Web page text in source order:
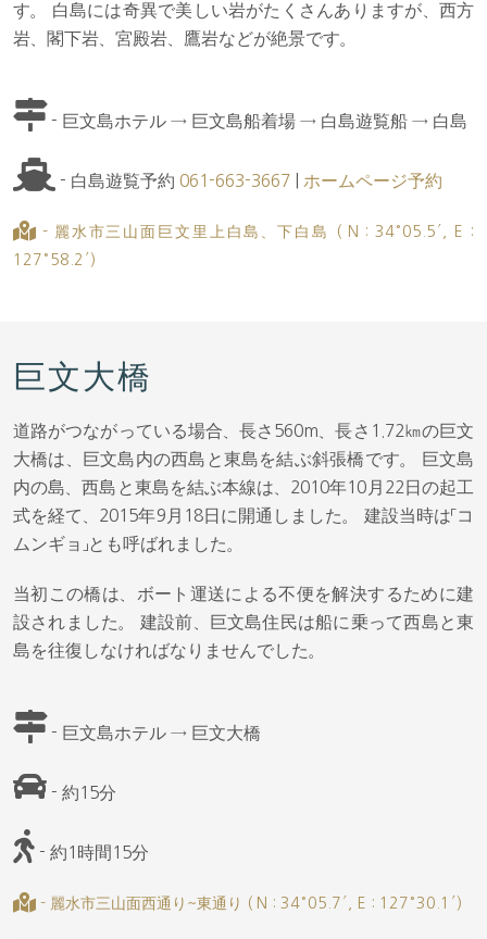
す。 白島には奇異で美しい岩がたくさんありますが、西方
岩、閣下岩、宮殿岩、鷹岩などが絶景です。
- 巨文島ホテル → 巨文島船着場 → 白島遊覧船 → 白島
- 白島遊覧予約 061-663-3667 ホームページ予約
- 麗水市三山面巨文里上白島、下白島 ( N : 34°05.5′, E :
127°58.2′)
巨文大橋
道路がつながっている場合、長さ560m、長さ1.72㎞の巨文
大橋は、巨文島内の西島と東島を結ぶ斜張橋です。 巨文島
内の島、西島と東島を結ぶ本線は、2010年10月22日の起工
式を経て、2015年9月18日に開通しました。 建設当時は「コ
ムンギョ」とも呼ばれました。
当初この橋は、ボート運送による不便を解決するために建
設されました。 建設前、巨文島住民は船に乗って西島と東
島を往復しなければなりませんでした。
- 巨文島ホテル → 巨文大橋
- 約15分
- 約1時間15分
- 麗水市三山面西通り~東通り ( N : 34°05.7′, E : 127°30.1′)